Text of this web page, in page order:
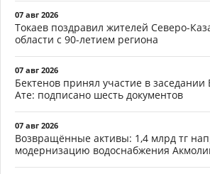
07 авг 2026
Токаев поздравил жителей Северо-
области с 90-летием региона
07 авг 2026
Бектенов принял участие в
Ате: подписано шесть документов
07 авг 2026
Возвращённые активы: 1,4 млрд тг
модернизацию водоснабжения